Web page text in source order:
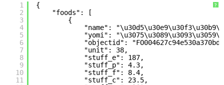
?
1
2
3
4
5
6
7
8
9
10
11
{
"foods": [
{
"name":
"yomi":
"objectid":
"unit": 38,
"stuff_e": 187,
"stuff_p": 4.3,
"stuff_f": 8.4,
"stuff_c": 23.5,